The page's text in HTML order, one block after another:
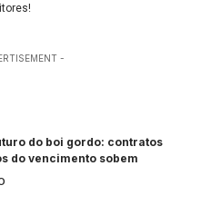
-
do boi gordo: contratos
do vencimento sobem